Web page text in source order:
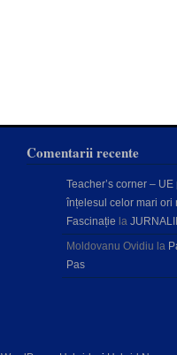
Comentarii recente
Teacher’s corner – UE
înțelesul celor mari ori
Fascinație la
Moldovanu Ovidiu la
Pas